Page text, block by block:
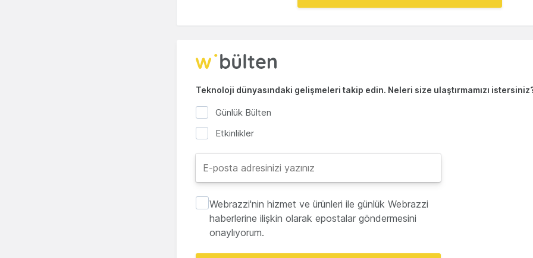
Teknoloji dünyasındaki gelişmeleri takip edin. Neleri size ulaştırmamızı
Günlük Bülten
Etkinlikler
Webrazzi'nin hizmet ve ürünleri ile günlük Webrazzi
haberlerine ilişkin olarak epostalar göndermesini
onaylıyorum.